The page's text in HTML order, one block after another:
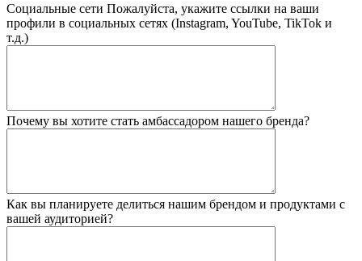
Социальные сети Пожалуйста, укажите ссылки на ваши
профили в социальных сетях (Instagram, YouTube, TikTok и
т.д.)
Почему вы хотите стать амбассадором нашего бренда?
Как вы планируете делиться нашим брендом и продуктами с
вашей аудиторией?